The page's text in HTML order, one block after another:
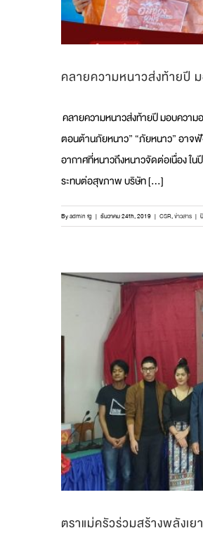
คลายความหนาวส่งท้ายปี
คลายความหนาวส่งท้ายปี มอบความ
ตอนต้านภัยหนาว” “ภัยหนาว” อาจ
อากาศที่หนาวถึงหนาวจัดต่อเนื่อง ใน
ระทบต่อสุขภาพ บริษัท [...]
Byadmin fg | ธันวาคม 24th, 2019 | CSR,ข่าวสาร |
ตราแม่ครัวร่วมสร้างพลังเ